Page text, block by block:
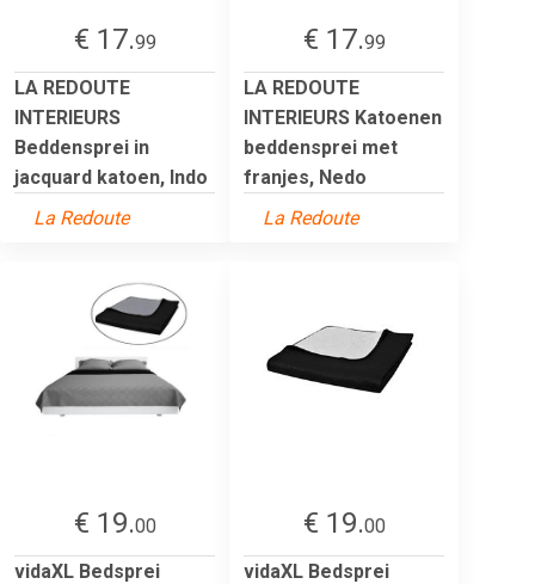
€ 17.99
LA REDOUTE
INTERIEURS
Beddensprei in
jacquard katoen, Indo
La Redoute
€ 17.99
LA REDOUTE
INTERIEURS Katoenen
beddensprei met
franjes, Nedo
La Redoute
€ 19.00
vidaXL Bedsprei
€ 19.00
vidaXL Bedsprei